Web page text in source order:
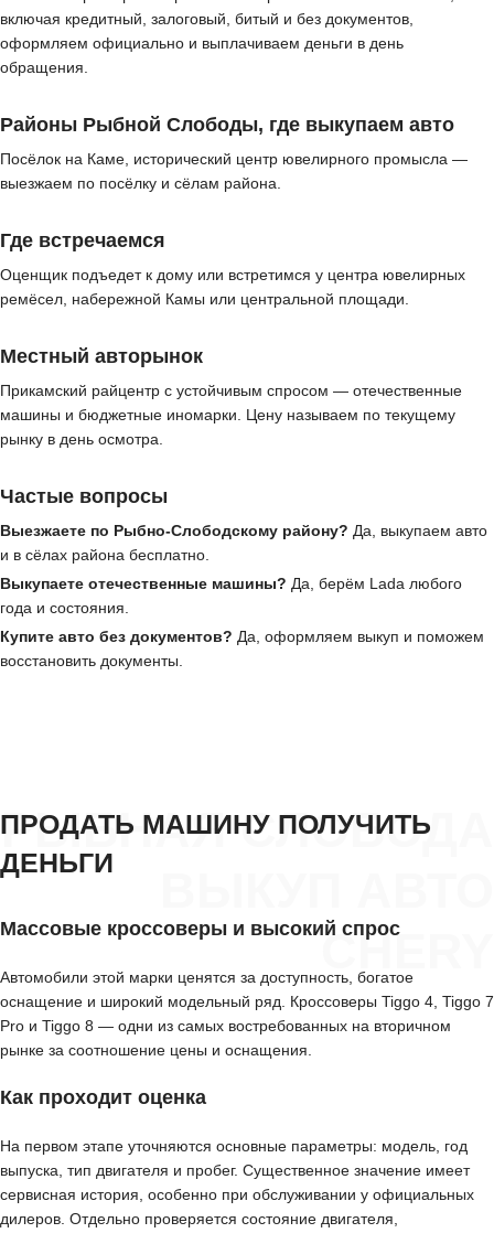
включая кредитный, залоговый, битый и без документов,
оформляем официально и выплачиваем деньги в день
обращения.
Районы Рыбной Слободы, где выкупаем авто
Посёлок на Каме, исторический центр ювелирного промысла —
выезжаем по посёлку и сёлам района.
Где встречаемся
Оценщик подъедет к дому или встретимся у центра ювелирных
ремёсел, набережной Камы или центральной площади.
Местный авторынок
Прикамский райцентр с устойчивым спросом — отечественные
машины и бюджетные иномарки. Цену называем по текущему
рынку в день осмотра.
Частые вопросы
Выезжаете по Рыбно-Слободскому району? Да, выкупаем авто
и в сёлах района бесплатно.
Выкупаете отечественные машины? Да, берём Lada любого
года и состояния.
Купите авто без документов? Да, оформляем выкуп и поможем
восстановить документы.
РЫБНАЯ СЛОБОДА
CHERY
ПРОДАТЬ МАШИНУ ПОЛУЧИТЬ
ДЕНЬГИ
Массовые кроссоверы и высокий спрос
Автомобили этой марки ценятся за доступность, богатое
оснащение и широкий модельный ряд. Кроссоверы Tiggo 4, Tiggo 7
Pro и Tiggo 8 — одни из самых востребованных на вторичном
рынке за соотношение цены и оснащения.
Как проходит оценка
На первом этапе уточняются основные параметры: модель, год
выпуска, тип двигателя и пробег. Существенное значение имеет
сервисная история, особенно при обслуживании у официальных
дилеров. Отдельно проверяется состояние двигателя,